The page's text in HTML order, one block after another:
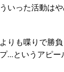
いった活動は
りも喋りで勝
…というアピー